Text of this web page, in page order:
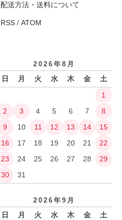
配送方法・送料について
RSS / ATOM
2026年8月
日 月 火 水 木 金
土
1
2
3 4 5 6 7
8
9
10 11 12 13 14
15
16
17 18 19 20 21
22
23
24 25 26 27 28
29
30
31
2026年9月
日 月 火 水 木 金
土